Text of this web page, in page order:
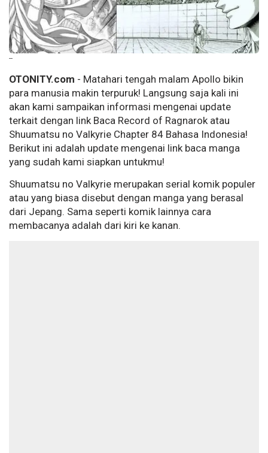
--
OTONITY.com - Matahari tengah malam Apollo bikin
para manusia makin terpuruk! Langsung saja kali ini
akan kami sampaikan informasi mengenai update
terkait dengan link Baca Record of Ragnarok atau
Shuumatsu no Valkyrie Chapter 84 Bahasa Indonesia!
Berikut ini adalah update mengenai link baca manga
yang sudah kami siapkan untukmu!
Shuumatsu no Valkyrie merupakan serial komik populer
atau yang biasa disebut dengan manga yang berasal
dari Jepang. Sama seperti komik lainnya cara
membacanya adalah dari kiri ke kanan.